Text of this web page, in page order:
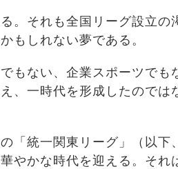
。それも全国リーグ設立
もしれない夢である。
もない、企業スポーツで
、一時代を形成したのでは
「統一関東リーグ」（以下
やかな時代を迎える。そ